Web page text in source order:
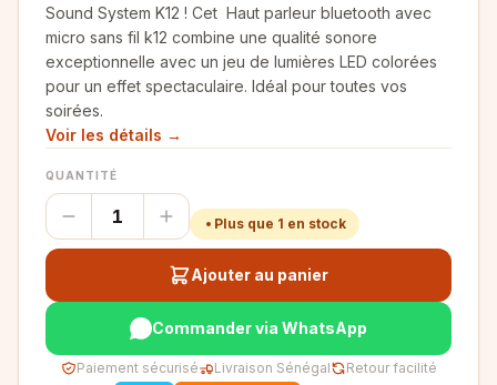
Sound System K12 ! Cet Haut parleur bluetooth avec
micro sans fil k12 combine une qualité sonore
exceptionnelle avec un jeu de lumières LED colorées
pour un effet spectaculaire. Idéal pour toutes vos
soirées.
Voir les détails →
QUANTITÉ
Plus que 1 en stock
Ajouter au panier
Commander via WhatsApp
Paiement sécurisé Livraison Sénégal
Retour facilité